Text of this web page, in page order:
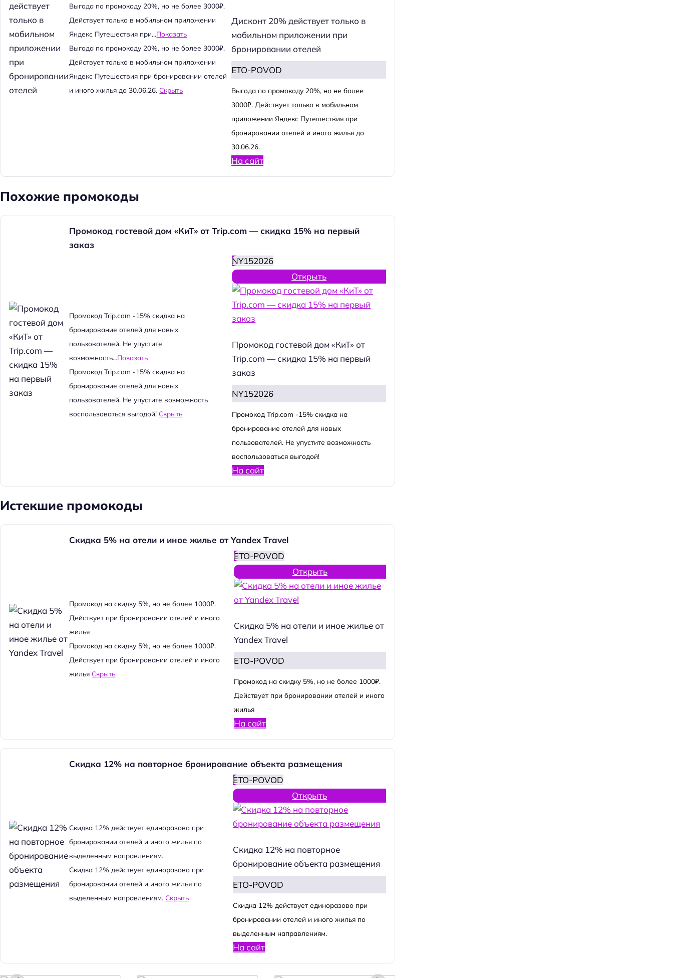
Выгода по промокоду 20%, но не более 3000₽.
Действует только в мобильном приложении
Яндекс Путешествия при...Показать
Выгода по промокоду 20%, но не более 3000₽.
Действует только в мобильном приложении
Яндекс Путешествия при бронировании отелей
и иного жилья до 30.06.26.Скрыть
Дисконт 20% действует только в
мобильном приложении при
бронировании отелей
ETO-POVOD
Выгода по промокоду 20%, но не более
3000₽. Действует только в мобильном
приложении Яндекс Путешествия при
бронировании отелей и иного жилья до
30.06.26.
На сайт
Похожие промокоды
Промокод гостевой дом «КиТ» от Trip.com — скидка 15% на первый
заказ
Промокод Trip.com -15% скидка на
бронирование отелей для новых
пользователей. Не упустите
возможность...Показать
Промокод Trip.com -15% скидка на
бронирование отелей для новых
пользователей. Не упустите возможность
воспользоваться выгодой!Скрыть
NY152026
Открыть
Промокод гостевой дом «КиТ» от
Trip.com — скидка 15% на первый
заказ
NY152026
Промокод Trip.com -15% скидка на
бронирование отелей для новых
пользователей. Не упустите возможность
воспользоваться выгодой!
На сайт
Истекшие промокоды
Скидка 5% на отели и иное жилье от Yandex Travel
Промокод на скидку 5%, но не более 1000₽.
Действует при бронировании отелей и иного
жилья
Промокод на скидку 5%, но не более 1000₽.
Действует при бронировании отелей и иного
жильяСкрыть
ETO-POVOD
Открыть
Скидка 5% на отели и иное жилье от
Yandex Travel
ETO-POVOD
Промокод на скидку 5%, но не более 1000₽.
Действует при бронировании отелей и иного
жилья
На сайт
Скидка 12% на повторное бронирование объекта размещения
Cкидка 12% действует единоразово при
бронировании отелей и иного жилья по
выделенным направлениям.
Cкидка 12% действует единоразово при
бронировании отелей и иного жилья по
выделенным направлениям.Скрыть
ETO-POVOD
Открыть
Скидка 12% на повторное
бронирование объекта размещения
ETO-POVOD
Cкидка 12% действует единоразово при
бронировании отелей и иного жилья по
выделенным направлениям.
На сайт